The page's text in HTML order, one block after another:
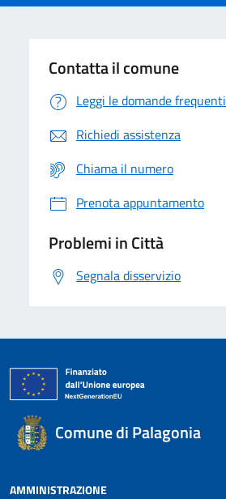
Contatta il comune
Leggi le domande frequenti
Richiedi assistenza
Chiama il numero
Prenota appuntamento
Problemi in Città
Segnala disservizio
Comune di Palagonia
AMMINISTRAZIONE